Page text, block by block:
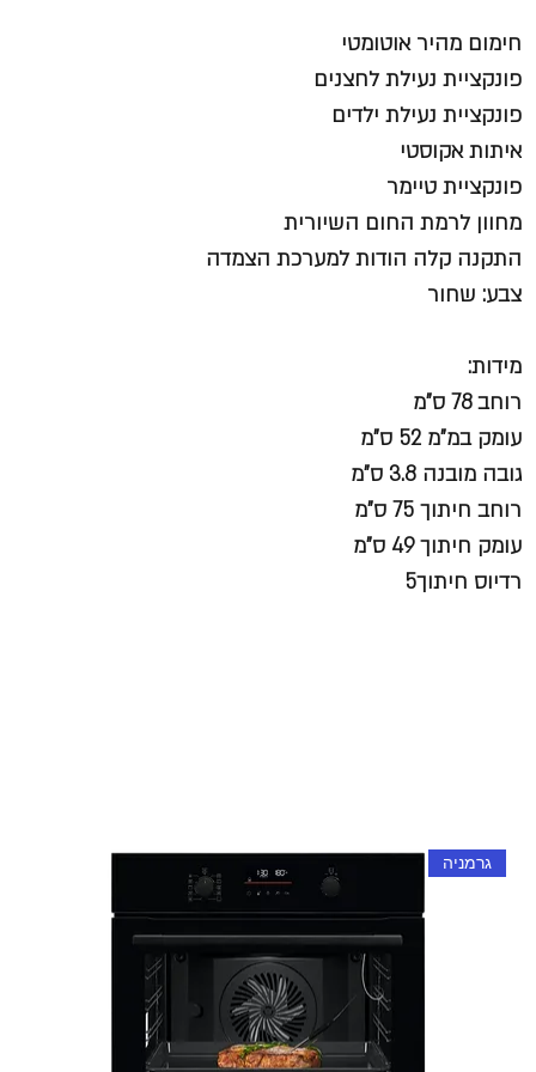
חימום מהיר אוטומטי
פונקציית נעילת לחצנים
פונקציית נעילת ילדים
איתות אקוסטי
פונקציית טיימר
מחוון לרמת החום השיורית
התקנה קלה הודות למערכת הצמדה
צבע: שחור
מידות:
רוחב 78 ס"מ
עומק במ"מ 52 ס"מ
גובה מובנה 3.8 ס"מ
רוחב חיתוך 75 ס"מ
עומק חיתוך 49 ס"מ
רדיוס חיתוך5
גרמניה